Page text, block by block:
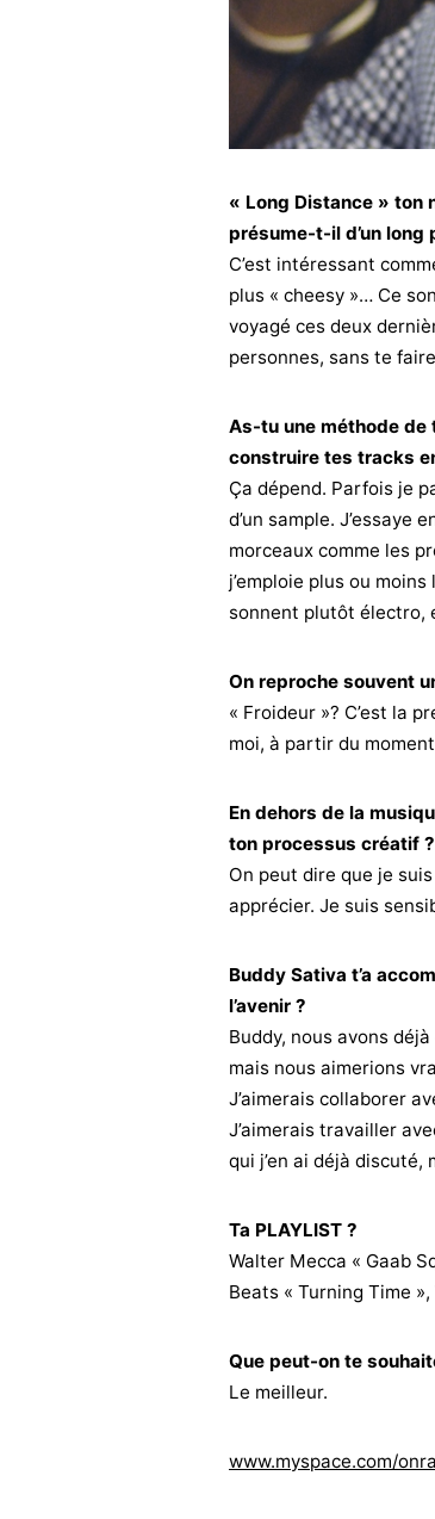
« Long Distance » ton
présume-t-il d’un long
C’est intéressant
plus « cheesy »… Ce
voyagé ces deux
personnes, sans te
As-tu une méthode
construire tes tracks
Ça dépend. Parfois je
d’un sample.
morceaux comme les
j’emploie plus ou
sonnent plutôt électro,
On reproche souvent
« Froideur »? C’est la
moi, à partir du
En dehors de la
ton processus créatif ?
On peut dire que je
apprécier. Je suis
Buddy Sativa t’a
l’avenir ?
Buddy, nous avons
mais nous aimerions
J’aimerais collaborer
J’aimerais travailler
qui j’en ai déjà
Ta PLAYLIST ?
Walter Mecca « Gaab
Beats « Turning Time
Que peut-on te
Le meilleur.
www.myspace.com/onra